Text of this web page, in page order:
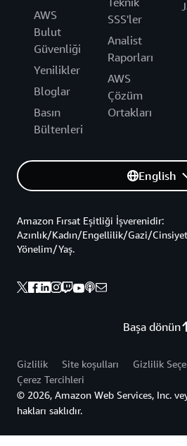
AWS
Bulut
Güvenliği
Yenilikler
Bloglar
Basın
Bültenleri
SSS'ler
Analist
Raporları
AWS
Çözüm
Ortakları
English
Başa dönün
Amazon Fırsat Eşitliği İşverenidir:
Azınlık/Kadın/Engellilik/Gazi/
Yönelim/Yaş.
Gizlilik Site koşulları
Gizlilik
Çerez Tercihleri
© 2026, Amazon Web Services, Inc.
hakları saklıdır.